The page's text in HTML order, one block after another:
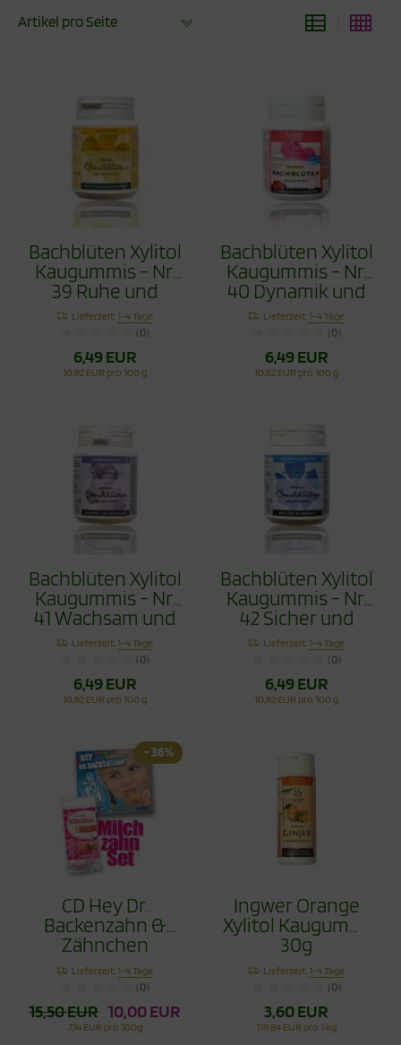
Artikel pro Seite
Bachblüten Xylitol
Kaugummis - Nr.
39 Ruhe und
Gelassenheit 60g
Lieferzeit:1-4 Tage
(0)
6,49 EUR
10,82 EUR pro 100 g
Bachblüten Xylitol
Kaugummis - Nr.
40 Dynamik und
Ausdauer 60g
Lieferzeit:1-4 Tage
(0)
6,49 EUR
10,82 EUR pro 100 g
Bachblüten Xylitol
Kaugummis - Nr.
41 Wachsam und
Beständig 60g
Lieferzeit:1-4 Tage
(0)
6,49 EUR
10,82 EUR pro 100 g
Bachblüten Xylitol
Kaugummis - Nr.
42 Sicher und
Überzeugt 60g
Lieferzeit:1-4 Tage
(0)
6,49 EUR
10,82 EUR pro 100 g
CD Hey Dr.
Backenzahn &
Zähnchen
Erdbeere 30g im
Set
Lieferzeit:1-4 Tage
(0)
15,50 EUR 10,00 EUR
- 36%
7,14 EUR pro 100g
Ingwer Orange
Xylitol Kaugummi
30g
Lieferzeit:1-4 Tage
(0)
3,60 EUR
119,84 EUR pro 1 kg